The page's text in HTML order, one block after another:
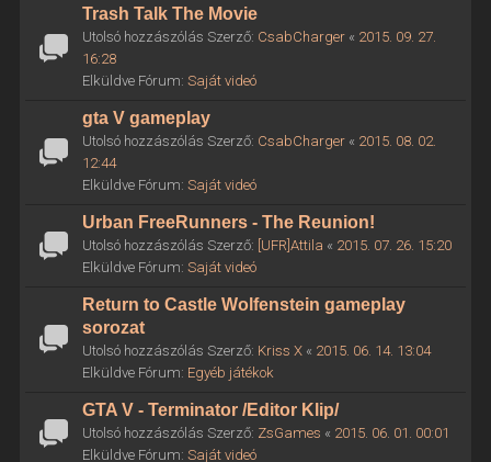
Trash Talk The Movie
Utolsó hozzászólás Szerző: CsabCharger« 2015. 09. 27.
16:28
Elküldve Fórum: Saját videó
gta V gameplay
Utolsó hozzászólás Szerző: CsabCharger« 2015. 08. 02.
12:44
Elküldve Fórum: Saját videó
Urban FreeRunners - The Reunion!
Utolsó hozzászólás Szerző: [UFR]Attila « 2015. 07. 26. 15:20
Elküldve Fórum: Saját videó
Return to Castle Wolfenstein gameplay
sorozat
Utolsó hozzászólás Szerző: Kriss X« 2015. 06. 14. 13:04
Elküldve Fórum: Egyéb játékok
GTA V - Terminator /Editor Klip/
Utolsó hozzászólás Szerző: ZsGames « 2015. 06. 01. 00:01
Elküldve Fórum: Saját videó